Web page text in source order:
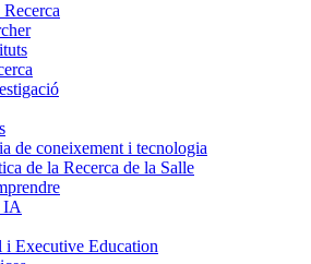
de coneixement i tecnologia
de la Recerca de la Salle
IA
i Executive Education